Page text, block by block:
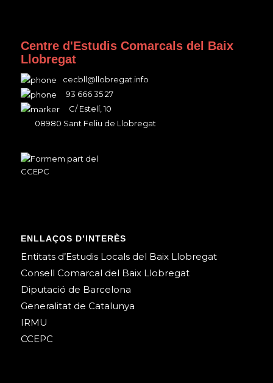
Centre d'Estudis Comarcals del Baix
Llobregat
cecbll@llobregat.info
93 666 35 27
C/ Estelí, 10
08980 Sant Feliu de Llobregat
ENLLAÇOS D’INTERÈS
Entitats d’Estudis Locals del Baix Llobregat
Consell Comarcal del Baix Llobregat
Diputació de Barcelona
Generalitat de Catalunya
IRMU
CCEPC